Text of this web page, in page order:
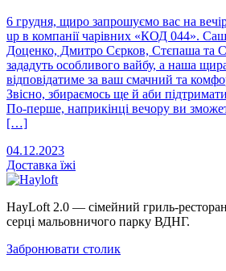
6 грудня, щиро запрошуємо вас на вечір
up в компанії чарівних «КОД 044».
Доценко, Дмитро Сєрков, Стєпаша та
зададуть особливого вайбу, а наша
відповідатиме за ваш смачний та
Звісно, збираємось ще й аби
По-перше, наприкінці вечору ви
[…]
04.12.2023
Доставка їжі
HayLoft 2.0 — сімейний гриль-
серці мальовничого парку ВДНГ.
Забронювати столик